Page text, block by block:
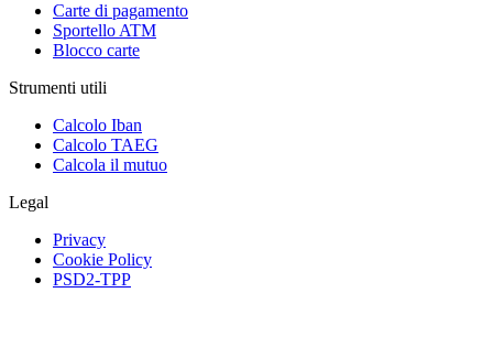
Carte di pagamento
Sportello ATM
Blocco carte
Strumenti utili
Calcolo Iban
Calcolo TAEG
Calcola il mutuo
Legal
Privacy
Cookie Policy
PSD2-TPP